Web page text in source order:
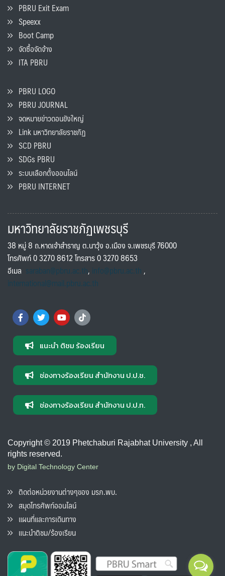
PBRU Exit Exam
Speexx
Boot Camp
จัดซื้อจัดจ้าง
ITA PBRU
PBRU LOGO
PBRU JOURNAL
จดหมายข่าวดอนขังใหญ่
Link มหาวิทยาลัยราชภัฏ
SCD PBRU
SDGs PBRU
ระบบเลือกตั้งออนไลน์
PBRU INTERNET
มหาวิทยาลัยราชภัฏเพชรบุรี
38 หมู่ 8 ถ.หาดเจ้าสำราญ ต.นาวุ้ง อ.เมือง จ.เพชรบุรี 76000
โทรศัพท์ 0 3270 8612 โทรสาร 0 3270 8653
อีเมล saraban@pbru.ac.th, info@pbru.ac.th,
international@mail.pbru.ac.th
แนะนำ ติชม ร้องเรียน
ช่องทางร้องเรียน สำนักงาน ป.ป.ช.
ช่องทางร้องเรียน สำนักงาน ป.ป.ท.
Copyright © 2019 Phetchaburi Rajabhat University , All
rights reserved.
by Digital Technology Center
ติดต่อหน่วยงานต่างๆของ มรภ.พบ.
สมุดโทรศัพท์ออนไลน์
แผนที่และการเดินทาง
แนะนำติชม/ร้องเรียน